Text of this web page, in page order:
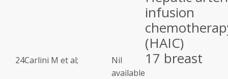
infusion
(HAIC)
24Carlini M et al;
Nil
available
17 breast